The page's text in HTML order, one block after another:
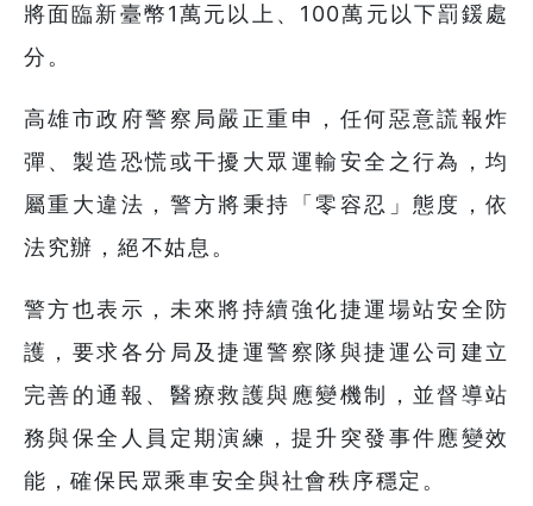
將面臨新臺幣1萬元以上、100萬元以下罰鍰處
分。
高雄市政府警察局嚴正重申，任何惡意謊報炸
彈、製造恐慌或干擾大眾運輸安全之行為，均
屬重大違法，警方將秉持「零容忍」態度，依
法究辦，絕不姑息。
警方也表示，未來將持續強化捷運場站安全防
護，要求各分局及捷運警察隊與捷運公司建立
完善的通報、醫療救護與應變機制，並督導站
務與保全人員定期演練，提升突發事件應變效
能，確保民眾乘車安全與社會秩序穩定。